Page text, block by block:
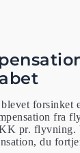
forsinket
fra
pr. flyvning.
du